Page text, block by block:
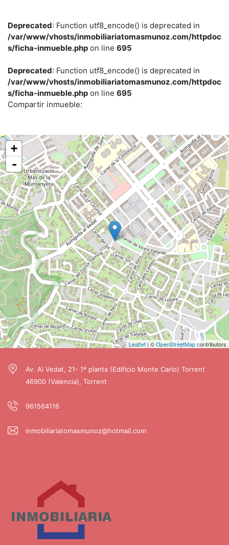
Deprecated: Function utf8_encode() is deprecated in
/var/www/vhosts/inmobiliariatomasmunoz.com/httpdoc
s/ficha-inmueble.php on line 695
Deprecated: Function utf8_encode() is deprecated in
/var/www/vhosts/inmobiliariatomasmunoz.com/httpdoc
s/ficha-inmueble.php on line 695
Compartir inmueble:
+
-
Leaflet | ©OpenStreetMapcontributors
Av. Al Vedat, 21- 1ª planta (Edificio Monte Carlo) Torrent
46900 (Valencia), Torrent
961564116
inmobiliariatomasmunoz@hotmail.com